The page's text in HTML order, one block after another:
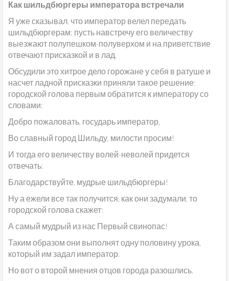
Как шильдбюргеры императора встречали
Я уже сказывал, что император велел передать
шильдбюргерам: пусть навстречу его величеству
выезжают полупешком-полуверхом и на приветствие
отвечают присказкой и в лад.
Обсудили это хитрое дело горожане у себя в ратуше и
насчет ладной присказки приняли такое решение:
городской голова первым обратится к императору со
словами:
Добро пожаловать, государь император,
Во славный город Шильду, милости просим!
И тогда его величеству волей-неволей придется
отвечать:
Благодарствуйте, мудрые шильдбюргеры!
Ну а ежели все так получится, как они задумали, то
городской голова скажет:
А самый мудрый из нас Первый свинопас!
Таким образом они выполнят одну половину урока,
который им задал император.
Но вот о второй мнения отцов города разошлись.